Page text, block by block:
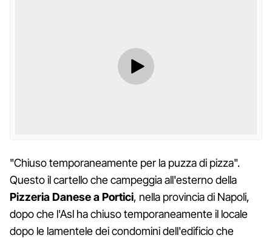
"Chiuso temporaneamente per la puzza di pizza".
Questo il cartello che campeggia all'esterno della
Pizzeria Danese a Portici, nella provincia di Napoli,
dopo che l'Asl ha chiuso temporaneamente il locale
dopo le lamentele dei condomini dell'edificio che